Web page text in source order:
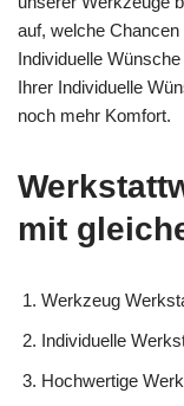
auf, welche Chancen
Individuelle
Ihrer Individuelle
noch mehr Komfort.
mit
Werkzeug
Individuelle
Hochwertige